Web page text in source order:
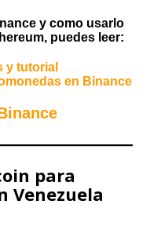
y como usarlo
puedes leer:
y tutorial
en Binance
para
Venezuela